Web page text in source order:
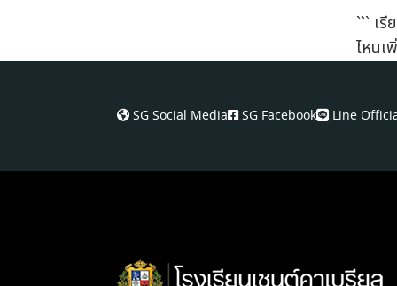
``` เ
ไหนเ
SG Social Media SG Facebook Line